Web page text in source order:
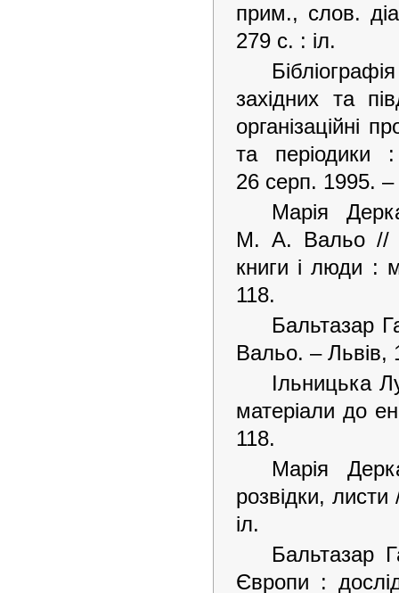
прим., слов.
279 с. : іл.
західних та
організаційні
та
26 серп. 1995.
Марія
М. А. Вальо //
книги і люди :
118.
Бальтазар
Вальо. – Львів,
Ільницька
матеріали до
118.
Марія
розвідки,
іл.
Бальтазар
Європи :